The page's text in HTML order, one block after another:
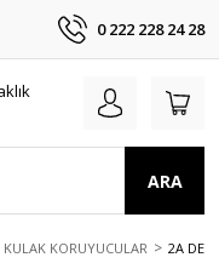
0 222 228 24 28
ARA
KULAK KORUYUCULAR 2A